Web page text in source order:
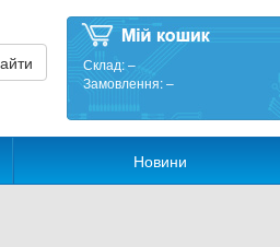
Склад:–
Замовлення:–
Новини